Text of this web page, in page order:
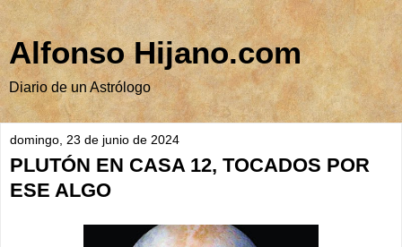
Alfonso Hijano.com
Diario de un Astrólogo
domingo, 23 de junio de 2024
PLUTÓN EN CASA 12, TOCADOS POR
ESE ALGO